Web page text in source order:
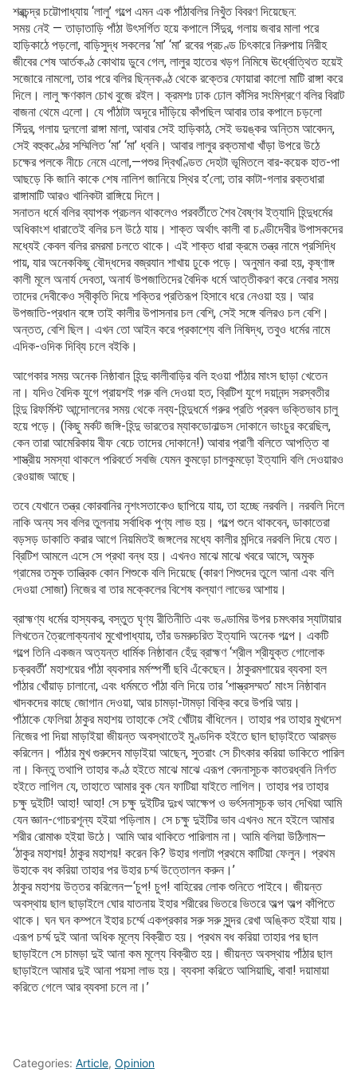
শরত্চন্দ্র চট্টোপাধ্যায় ‘লালু’ গল্পে এমন এক পাঁঠাবলির নিখুঁত বিবরণ দিয়েছেন:
সময় নেই — তাড়াতাড়ি পাঁঠা উৎসর্গিত হয়ে কপালে সিঁদুর, গলায় জবার মালা পরে
হাড়িকাঠে পড়লো, বাড়িসুদ্ধ সকলের ‘মা’ ‘মা’ রবের প্রচণ্ড চিৎকারে নিরুপায় নিরীহ
জীবের শেষ আর্তকণ্ঠ কোথায় ডুবে গেল, লালুর হাতের খড়গ নিমিষে ঊর্ধ্বোত্থিত হয়েই
সজোরে নামলো, তার পরে বলির ছিন্নকণ্ঠ থেকে রক্তের ফোয়ারা কালো মাটি রাঙ্গা করে
দিলে। লালু ক্ষণকাল চোখ বুজে রইল। ক্রমশঃ ঢাক ঢোল কাঁসির সংমিশ্রণে বলির বিরাট
বাজনা থেমে এলো। যে পাঁঠাটা অদূরে দাঁড়িয়ে কাঁপছিল আবার তার কপালে চড়লো
সিঁদুর, গলায় দুললো রাঙ্গা মালা, আবার সেই হাড়িকাঠ, সেই ভয়ঙ্কর অন্তিম আবেদন,
সেই বহুকণ্ঠের সম্মিলিত ‘মা’ ‘মা’ ধ্বনি। আবার লালুর রক্তমাখা খাঁড়া উপরে উঠে
চক্ষের পলকে নীচে নেমে এলো,—পশুর দ্বিখণ্ডিত দেহটা ভূমিতলে বার-কয়েক হাত-পা
আছড়ে কি জানি কাকে শেষ নালিশ জানিয়ে স্থির হ’লো; তার কাটা-গলার রক্তধারা
রাঙ্গামাটি আরও খানিকটা রাঙ্গিয়ে দিলে।
সনাতন ধর্মে বলির ব্যাপক প্রচলন থাকলেও পরবর্তীতে শৈব বৈষ্ণব ইত্যাদি হিন্দুধর্মের
অধিকাংশ ধারাতেই বলির চল উঠে যায়। শাক্ত অর্থাৎ কালী বা চণ্ডীদেবীর উপাসকদের
মধ্যেই কেবল বলির রমরমা চলতে থাকে। এই শাক্ত ধারা ক্রমে তন্ত্র নামে প্রসিদ্ধি
পায়, যার অনেককিছু বৌদ্ধদের বজ্রযান শাখায় ঢুকে পড়ে। অনুমান করা হয়, কৃষ্ণাঙ্গ
কালী মূলে অনার্য দেবতা, অনার্য উপজাতিদের বৈদিক ধর্মে আত্তীকরণ করে নেবার সময়
তাদের দেবীকেও স্বীকৃতি দিয়ে শক্তির প্রতিরূপ হিসাবে ধরে নেওয়া হয়। আর
উপজাতি-প্রধান বঙ্গে তাই কালীর উপাসনার চল বেশি, সেই সঙ্গে বলিরও চল বেশি।
অন্তত, বেশি ছিল। এখন তো আইন করে প্রকাশ্যে বলি নিষিদ্ধ, তবুও ধর্মের নামে
এদিক-ওদিক দিব্যি চলে বইকি।
আগেকার সময় অনেক নিষ্ঠাবান হিন্দু কালীবাড়ির বলি হওয়া পাঁঠার মাংস ছাড়া খেতেন
না। যদিও বৈদিক যুগে প্রায়শই গরু বলি দেওয়া হত, ব্রিটিশ যুগে দয়ানন্দ সরস্বতীর
হিন্দু রিফর্মিস্ট আন্দোলনের সময় থেকে নব্য-হিন্দুধর্মে গরুর প্রতি প্রবল ভক্তিভাব চালু
হয়ে পড়ে। (কিছু মর্কট জঙ্গি-হিন্দু ভারতের ম্যাকডোনাল্ডস দোকানে ভাংচুর করেছিল,
কেন তারা আমেরিকায় বীফ বেচে তাদের দোকানে!) আবার প্রাণী বলিতে আপত্তি বা
শাস্ত্রীয় সমস্যা থাকলে পরিবর্তে সবজি যেমন কুমড়ো চালকুমড়ো ইত্যাদি বলি দেওয়ারও
রেওয়াজ আছে।
তবে যেখানে তন্ত্র কোরবানির নৃশংসতাকেও ছাপিয়ে যায়, তা হচ্ছে নরবলি। নরবলি দিলে
নাকি অন্য সব বলির তুলনায় সর্বাধিক পুণ্য লাভ হয়। গল্পে শুনে থাকবেন, ডাকাতেরা
বড়সড় ডাকাতি করার আগে নিয়মিতই জঙ্গলের মধ্যে কালীর মন্দিরে নরবলি দিয়ে যেত।
ব্রিটিশ আমলে এসে সে প্রথা বন্ধ হয়। এখনও মাঝে মাঝে খবরে আসে, অমুক
গ্রামের তমুক তান্ত্রিক কোন শিশুকে বলি দিয়েছে (কারণ শিশুদের তুলে আনা এবং বলি
দেওয়া সোজা) নিজের বা তার মক্কেলের বিশেষ কল্যাণ লাভের আশায়।
ব্রাহ্মণ্য ধর্মের হাস্যকর, বস্তুত ঘৃণ্য রীতিনীতি এবং ভণ্ডামির উপর চমৎকার স্যাটায়ার
লিখতেন ত্রৈলোক্যনাথ মুখোপাধ্যায়, তাঁর ডমরুচরিত ইত্যাদি অনেক গল্পে। একটি
গল্পে তিনি একজন অত্যন্ত ধার্মিক নিষ্ঠাবান হেঁদু ব্রাহ্মণ ‘শ্রীল শ্রীযুক্ত গোলোক
চক্রবর্তী’ মহাশয়ের পাঁঠা ব্যবসার মর্মস্পর্শী ছবি এঁকেছেন। ঠাকুরমশায়ের ব্যবসা হল
পাঁঠার খোঁয়াড় চালানো, এবং ধর্মমতে পাঁঠা বলি দিয়ে তার ‘শাস্ত্রসম্মত’ মাংস নিষ্ঠাবান
খাদকদের কাছে জোগান দেওয়া, আর চামড়া-টামড়া বিক্রি করে উপরি আয়।
পাঁঠাকে ফেলিয়া ঠাকুর মহাশয় তাহাকে সেই খোঁটায় বাঁধিলেন। তাহার পর তাহার মুখদেশ
নিজের পা দিয়া মাড়াইয়া জীয়ন্ত অবস্থাতেই মুণ্ডদিক হইতে ছাল ছাড়াইতে আরম্ভ
করিলেন। পাঁঠার মুখ গুরুদেব মাড়াইয়া আছেন, সুতরাং সে চীৎকার করিয়া ডাকিতে পারিল
না। কিন্তু তথাপি তাহার কণ্ঠ হইতে মাঝে মাঝে এরূপ বেদনাসূচক কাতরধ্বনি নির্গত
হইতে লাগিল যে, তাহাতে আমার বুক যেন ফাটিয়া যাইতে লাগিল। তাহার পর তাহার
চক্ষু দুইটি! আহা! আহা! সে চক্ষু দুইটির দুঃখ আক্ষেপ ও ভর্ৎসনাসূচক ভাব দেখিয়া আমি
যেন জ্ঞান-গোচরশূন্য হইয়া পড়িলাম। সে চক্ষু দুইটির ভাব এখনও মনে হইলে আমার
শরীর রোমাঞ্চ হইয়া উঠে। আমি আর থাকিতে পারিলাম না। আমি বলিয়া উঠিলাম—
‘ঠাকুর মহাশয়! ঠাকুর মহাশয়! করেন কি? উহার গলাটা প্রথমে কাটিয়া ফেলুন। প্রথম
উহাকে বধ করিয়া তাহার পর উহার চর্ম্ম উত্তোলন করুন।’
ঠাকুর মহাশয় উত্তর করিলেন—‘চুপ! চুপ! বাহিরের লোক শুনিতে পাইবে। জীয়ন্ত
অবস্থায় ছাল ছাড়াইলে ঘোর যাতনায় ইহার শরীরের ভিতরে ভিতরে অল্প অল্প কাঁপিতে
থাকে। ঘন ঘন কম্পনে ইহার চর্ম্মে একপ্রকার সরু সরু সুন্দর রেখা অঙ্কিত হইয়া যায়।
এরূপ চর্ম্ম দুই আনা অধিক মূল্যে বিক্রীত হয়। প্রথম বধ করিয়া তাহার পর ছাল
ছাড়াইলে সে চামড়া দুই আনা কম মূল্যে বিক্রীত হয়। জীয়ন্ত অবস্থায় পাঁঠার ছাল
ছাড়াইলে আমার দুই আনা পয়সা লাভ হয়। ব্যবসা করিতে আসিয়াছি, বাবা! দয়ামায়া
করিতে গেলে আর ব্যবসা চলে না।’
Categories: Article, Opinion